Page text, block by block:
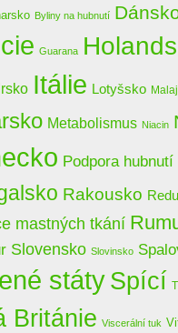
Byliny na hubnutí
Guarana
Irsko Itálie Lotyšsko
Metabolismus Niacin
Podpora hubnutí
Rakousko
mastných tkání
Slovensko Slovinsko
státySpící
Británie Viscerální tuk